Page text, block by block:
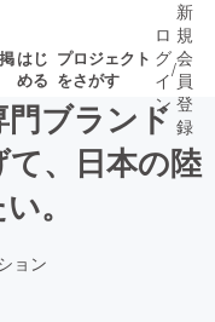
はじ
める
プロジェクト
をさがす
了が近いプ
ロ
グ
イ
ン
/
新
規
会
員
登
録
ブランド
て、日本の陸
。
ョン